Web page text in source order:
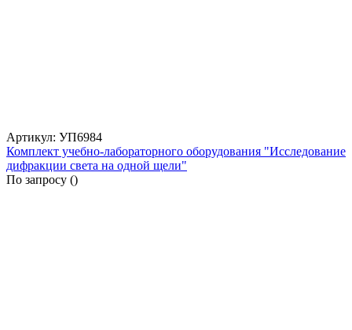
Артикул: УП6984
Комплект учебно-лабораторного оборудования "Исследование
дифракции света на одной щели"
По запросу ()